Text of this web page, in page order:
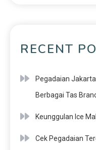
RECENT
Pegadaian
Berbagai Tas
Keunggulan Ice
Cek Pegadaian